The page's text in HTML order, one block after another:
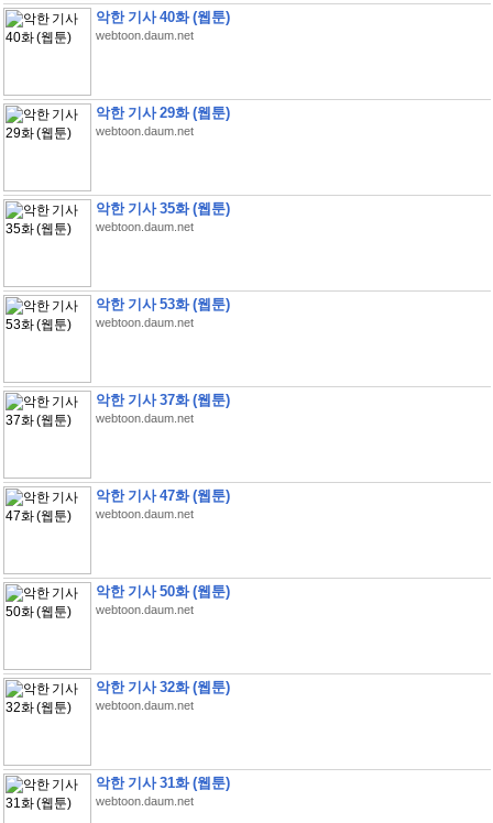
악한 기사 40화 (웹툰)
webtoon.daum.net
악한 기사 29화 (웹툰)
webtoon.daum.net
악한 기사 35화 (웹툰)
webtoon.daum.net
악한 기사 53화 (웹툰)
webtoon.daum.net
악한 기사 37화 (웹툰)
webtoon.daum.net
악한 기사 47화 (웹툰)
webtoon.daum.net
악한 기사 50화 (웹툰)
webtoon.daum.net
악한 기사 32화 (웹툰)
webtoon.daum.net
악한 기사 31화 (웹툰)
webtoon.daum.net